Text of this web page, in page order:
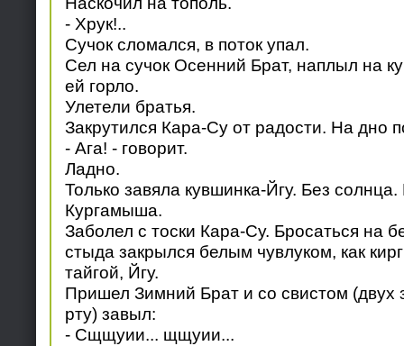
- Хрук!..
Сучок сломался, в поток упал.
Сел на сучок Осенний Брат, наплыл на
ей горло.
Улетели братья.
Закрутился Кара-Су от радости. На дно
- Ага! - говорит.
Ладно.
Только завяла кувшинка-Йгу. Без солнца.
Кургамыша.
Заболел с тоски Кара-Су. Бросаться на
стыда закрылся белым чувлуком, как
тайгой, Йгу.
Пришел Зимний Брат и со свистом (двух
рту) завыл:
- Сщщуии... щщуии...